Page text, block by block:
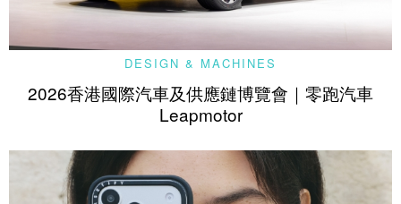
DESIGN & MACHINES
2026香港國際汽車及供應鏈博覽會｜零跑汽車
Leapmotor